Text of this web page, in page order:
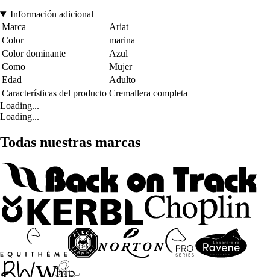
Información adicional
Marca
Ariat
Color
marina
Color dominante
Azul
Como
Mujer
Edad
Adulto
Características del producto Cremallera completa
Loading...
Loading...
Todas nuestras marcas